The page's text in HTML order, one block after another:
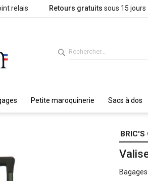
relais Retours gratuits sous 15 jours
Petite maroquinerie Sacs à dos
BRIC'S
Bagages